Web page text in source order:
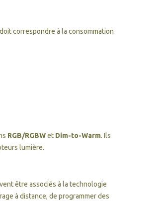
correspondre à la consommation
RGB/RGBWet Dim-to-Warm. Ils
lumière.
être associés à la technologie
à distance, de programmer des